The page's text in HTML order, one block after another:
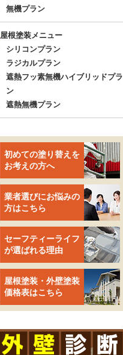
無機プラン
屋根塗装メニュー
シリコンプラン
ラジカルプラン
遮熱フッ素無機ハイブリッドプラ
ン
遮熱無機プラン
初めての塗り替えを
お考えの方へ
業者選びにお悩みの
方はこちら
セーフティーライフ
が選ばれる理由
屋根塗装・外壁塗装
価格表はこちら